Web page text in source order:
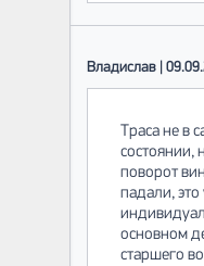
Владислав |
Траса не в
состоянии,
поворот
падали, это
основном
старшего